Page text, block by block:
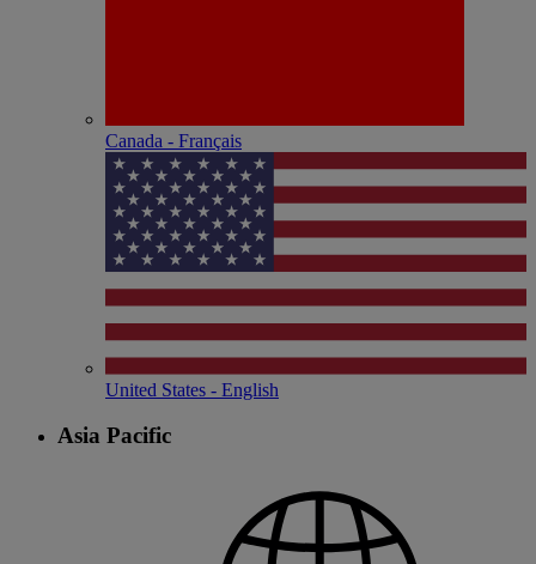
Canada - Français
United States - English
Asia Pacific